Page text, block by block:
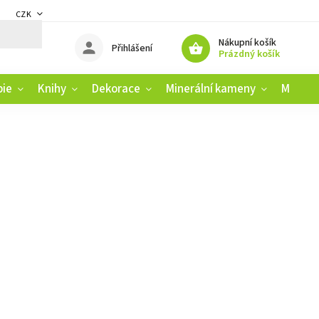
CZK
Nákupní košík
Prázdný košík
Přihlášení
Knihy Dekorace Minerální kameny